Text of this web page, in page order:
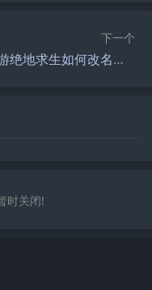
下一个
端游绝地求生如何改名？简单几步教你修改-绝地求生PC版改名教程：轻松更改游戏昵称
时关闭!